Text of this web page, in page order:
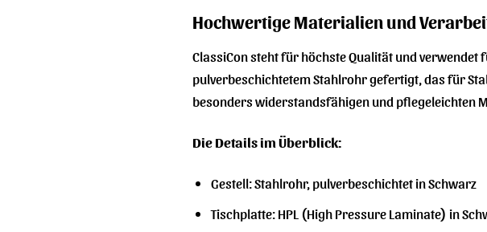
Hochwertige Materialien und
ClassiCon steht für höchste Qualität und
pulverbeschichtetem Stahlrohr gefertigt, das für
besonders widerstandsfähigen und pflegeleichten
Die Details im Überblick:
Gestell: Stahlrohr, pulverbeschichtet in Schwarz
Tischplatte: HPL (High Pressure Laminate) in